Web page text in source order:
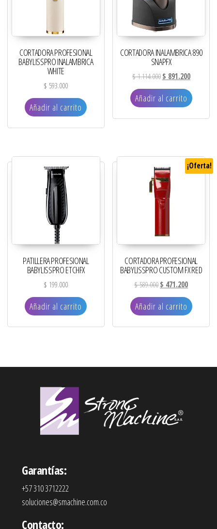
CORTADORA PROFESIONAL
BABYLISSPRO INALAMBRICA
WHITE
$ 593.000
Añadir al carrito
CORTADORA INALAMBRICA 890
SNAPFX
$1.114.000 El precio original era:
$ 891.200El precio
Añadir al carrito
PATILLERA PROFESIONAL
BABYLISSPRO ETCHFX
$ 199.000
Añadir al carrito
¡Oferta!
CORTADORA PROFESIONAL
BABYLISSPRO CUSTOM FX RED
$589.000El precio original era:
$ 471.200El precio
Añadir al carrito
Garantías:
+57 310 3712222
soluciones@smachine.com.co
Contacto: